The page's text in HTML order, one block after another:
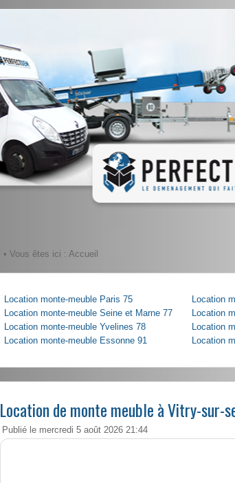
• Vous êtes ici : Accueil
Location monte-meuble Paris 75
Location monte-meuble Seine et Marne 77
Location monte-meuble Yvelines 78
Location monte-meuble Essonne 91
Location
Location
Location
Location
Location de monte meuble à Vitry-sur-
Publié le mercredi 5 août 2026 21:44